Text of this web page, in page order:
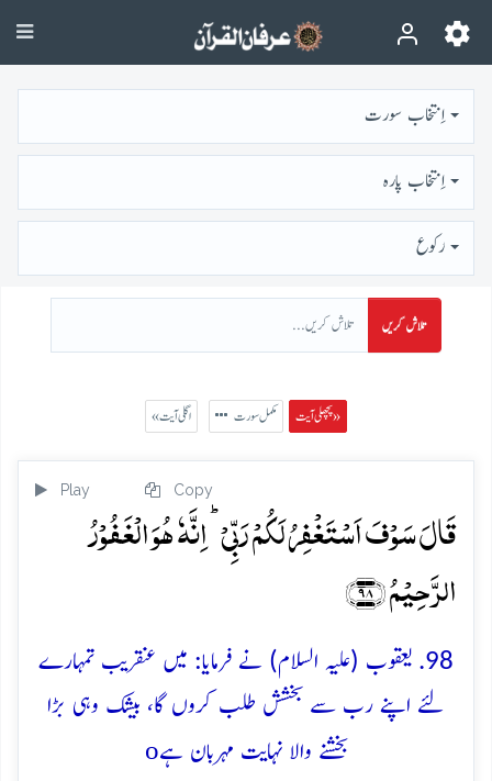
اِنتخاب سورت
اِنتخاب پارہ
رُكوع
تلاش کریں
پچھلی آیت » مکمل سورت « اگلی آیت
Play Copy
قَالَ سَوۡفَ اَسۡتَغۡفِرُ لَکُمۡ رَبِّیۡ ؕ اِنَّہٗ ہُوَ الۡغَفُوۡرُ
الرَّحِیۡمُ ﴿۹۸﴾
98. یعقوب (علیہ السلام) نے فرمایا: میں عنقریب تمہارے
لئے اپنے رب سے بخشش طلب کروں گا، بیشک وہی بڑا
بخشنے والا نہایت مہربان ہےo